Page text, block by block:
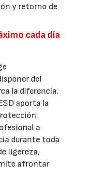
y retorno de
cada día
del
la diferencia.
aporta la
a
durante toda
ligereza,
afrontar